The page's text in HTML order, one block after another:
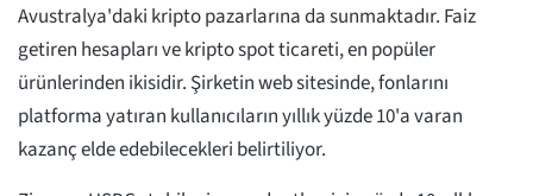
Avustralya'daki kripto pazarlarına da sunmaktadır. Faiz
getiren hesapları ve kripto spot ticareti, en popüler
ürünlerinden ikisidir. Şirketin web sitesinde, fonlarını
platforma yatıran kullanıcıların yıllık yüzde 10'a varan
kazanç elde edebilecekleri belirtiliyor.